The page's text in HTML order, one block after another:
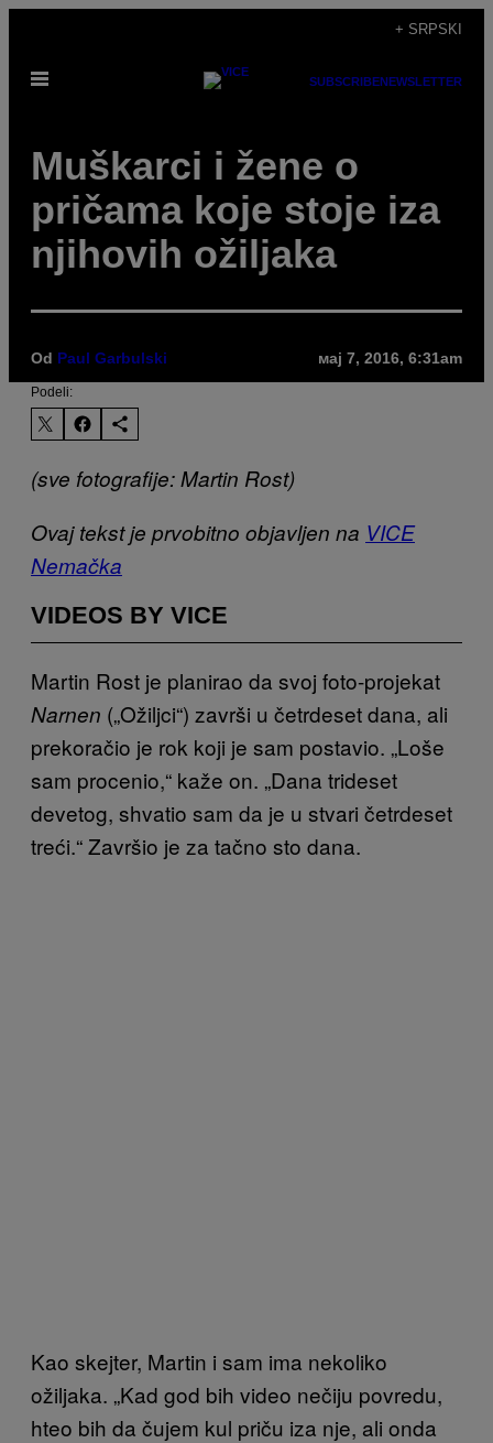
садржај
+ SRPSKI
Otvori
SUBSCRIBENEWSLETTER
Muškarci i žene o
pričama koje stoje iza
njihovih ožiljaka
Od Paul Garbulski мај 7, 2016, 6:31am
Podeli:
(sve fotografije: Martin Rost)
Ovaj tekst je prvobitno objavljen na VICE
Nemačka
VIDEOS BY VICE
Martin Rost je planirao da svoj foto-projekat
Narnen („Ožiljci“) završi u četrdeset dana, ali
prekoračio je rok koji je sam postavio. „Loše
sam procenio,“ kaže on. „Dana trideset
devetog, shvatio sam da je u stvari četrdeset
treći.“ Završio je za tačno sto dana.
Kao skejter, Martin i sam ima nekoliko
ožiljaka. „Kad god bih video nečiju povredu,
hteo bih da čujem kul priču iza nje, ali onda